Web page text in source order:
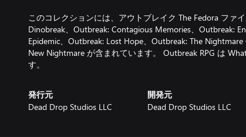
このコレクションには、アウトブレイク The Fedora ファイ
Dinobreak、Outbreak: Contagious Memories、Outbreak:
Epidemic、Outbreak: Lost Hope、Outbreak: The
New Nightmare が含まれています。 Outbreak RPG は
す。
発行元
Dead Drop Studios LLC
開発元
Dead Drop Studios LLC